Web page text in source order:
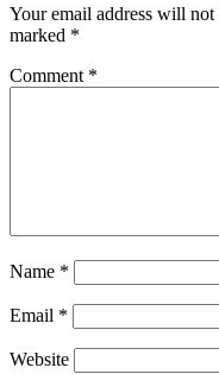
Your email address will not
marked *
Comment *
Name *
Email *
Website